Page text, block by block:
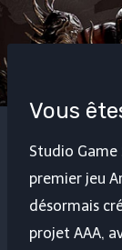
Vous
Studio Game
premier jeu
désormais
projet AAA,